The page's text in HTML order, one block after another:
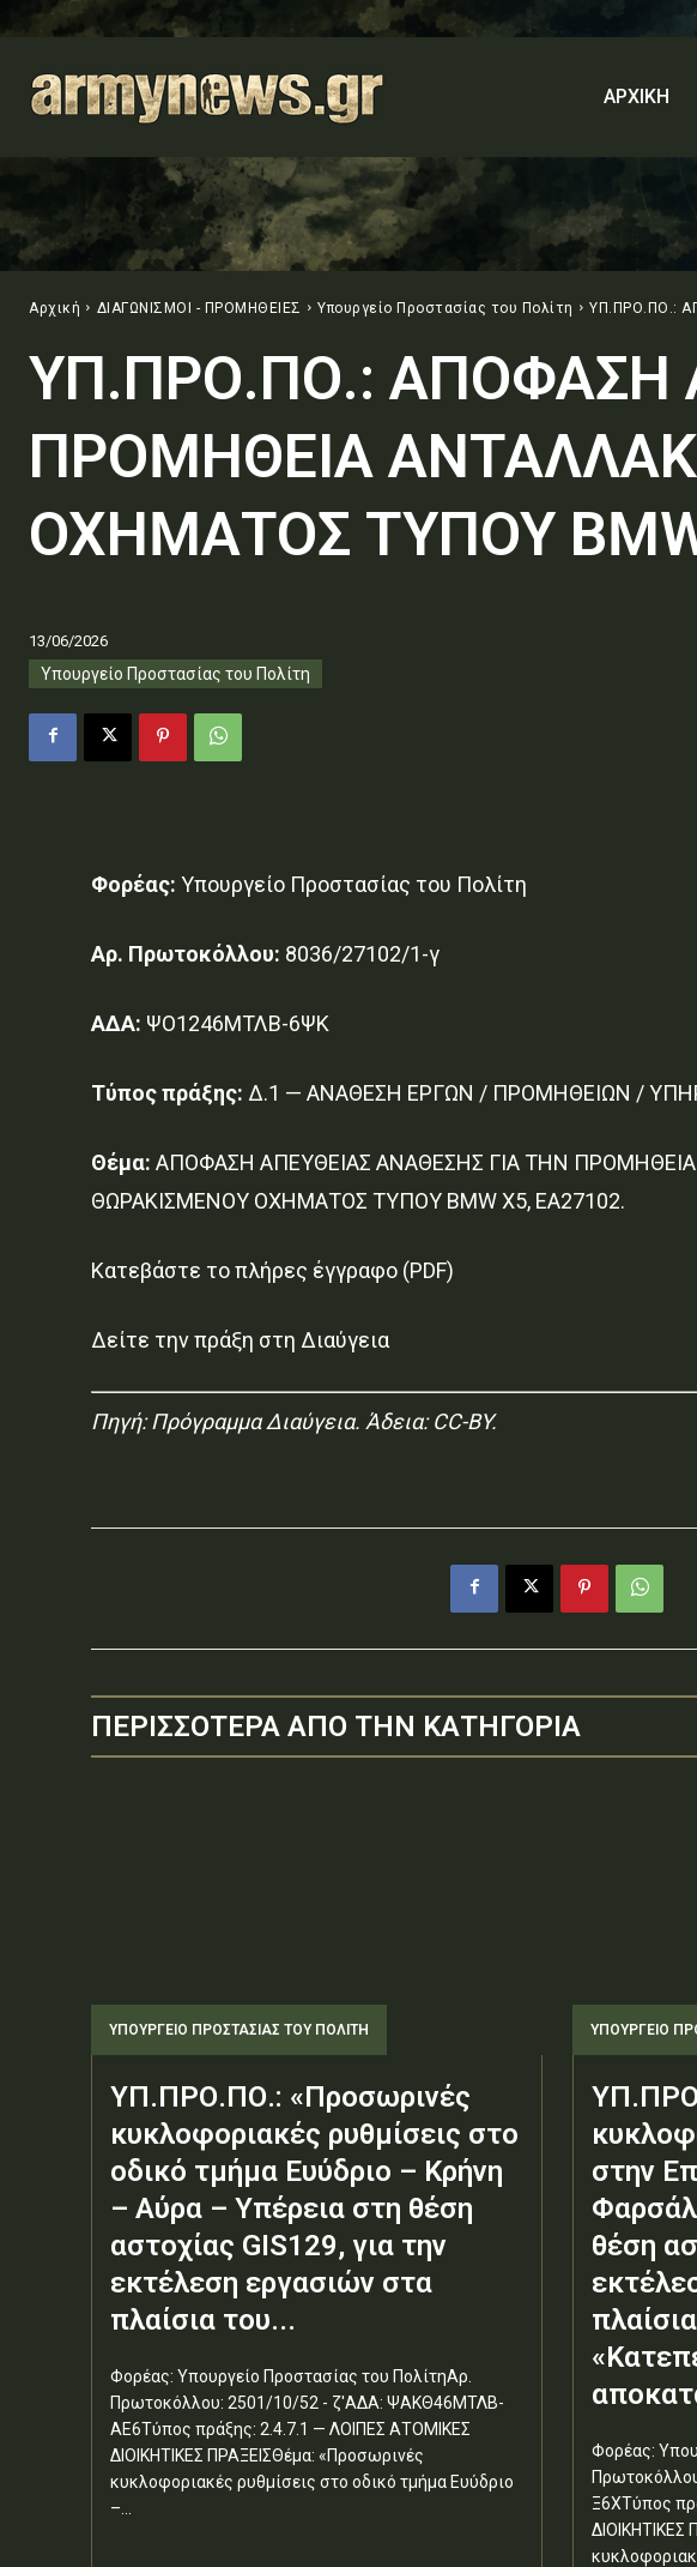
ΑΡΧΙΚΗ
Αρχική ΔΙΑΓΩΝΙΣΜΟΙ - ΠΡΟΜΗΘΕΙΕΣ Υπουργείο Προστασίας του Πολίτη ΥΠ.ΠΡΟ.ΠΟ.:
ΥΠ.ΠΡΟ.ΠΟ.: ΑΠΟΦΑΣΗ
ΠΡΟΜΗΘΕΙΑ
ΟΧΗΜΑΤΟΣ ΤΥΠΟΥ
13/06/2026
Υπουργείο Προστασίας του Πολίτη
Φορέας: Υπουργείο Προστασίας του Πολίτη
Αρ. Πρωτοκόλλου: 8036/27102/1-γ
ΑΔΑ: ΨΟ1246ΜΤΛΒ-6ΨΚ
Τύπος πράξης: Δ.1 — ΑΝΑΘΕΣΗ ΕΡΓΩΝ / ΠΡΟΜΗΘΕΙΩΝ /
Θέμα: ΑΠΟΦΑΣΗ ΑΠΕΥΘΕΙΑΣ ΑΝΑΘΕΣΗΣ ΓΙΑ ΤΗΝ
ΘΩΡΑΚΙΣΜΕΝΟΥ ΟΧΗΜΑΤΟΣ ΤΥΠΟΥ BMW X5, ΕΑ27102.
Κατεβάστε το πλήρες έγγραφο (PDF)
Δείτε την πράξη στη Διαύγεια
Πηγή:Πρόγραμμα Διαύγεια. Άδεια: CC-BY.
ΠΕΡΙΣΣΟΤΕΡΑ ΑΠΟ ΤΗΝ ΚΑΤΗΓΟΡΙΑ
ΥΠΟΥΡΓΕΊΟ ΠΡΟΣΤΑΣΊΑΣ ΤΟΥ ΠΟΛΊΤΗ
ΥΠ.ΠΡΟ.ΠΟ.: «Προσωρινές
κυκλοφοριακές ρυθμίσεις στο
οδικό τμήμα Ευύδριο – Κρήνη
– Αύρα – Υπέρεια στη θέση
αστοχίας GIS129, για την
εκτέλεση εργασιών στα
πλαίσια του...
Φορέας: Υπουργείο Προστασίας του ΠολίτηΑρ.
Πρωτοκόλλου: 2501/10/52 - ζ'ΑΔΑ: ΨΑΚΘ46ΜΤΛΒ-
ΑΕ6Τύπος πράξης: 2.4.7.1 — ΛΟΙΠΕΣ ΑΤΟΜΙΚΕΣ
ΔΙΟΙΚΗΤΙΚΕΣ ΠΡΑΞΕΙΣΘέμα: «Προσωρινές
κυκλοφοριακές ρυθμίσεις στο οδικό τμήμα Ευύδριο
–...
ΥΠΟΥΡΓΕΊΟ
στην
θέση
Φορέας:
Ξ6ΧΤύπος
ΔΙΟΙΚΗΤΙΚΕΣ